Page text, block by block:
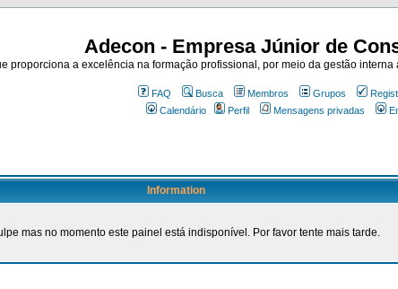
Adecon - Empresa Júnior de
proporciona a excelência na formação profissional, por meio da gestão
FAQ Busca Membros Grupos
Calendário
Perfil Mensagens privadas
Information
mas no momento este painel está indisponível. Por favor tente mais tarde.